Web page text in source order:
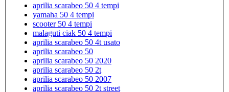
aprilia scarabeo 50 4 tempi
yamaha 50 4 tempi
scooter 50 4 tempi
malaguti ciak 50 4 tempi
aprilia scarabeo 50 4t usato
aprilia scarabeo 50
aprilia scarabeo 50 2020
aprilia scarabeo 50 2t
aprilia scarabeo 50 2007
aprilia scarabeo 50 2t street